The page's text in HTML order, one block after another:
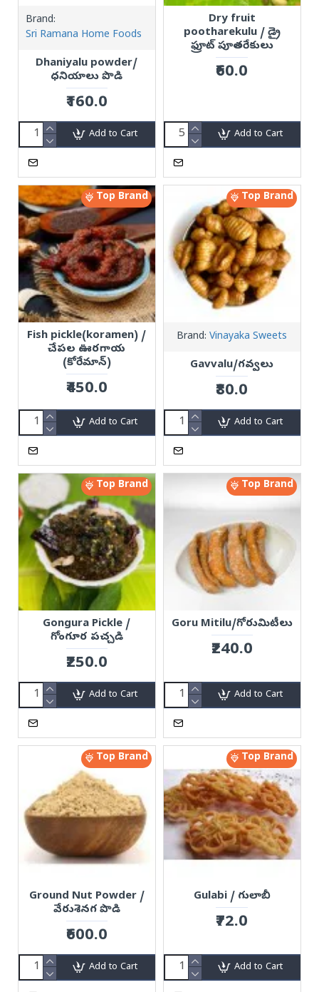
Brand:
Sri Ramana Home Foods
Dhaniyalu powder/
ధనియాలు పొడి
₹160.0
Add to Cart
Dry fruit
pootharekulu / డ్రై
ఫ్రూట్ పూతరేకులు
₹60.0
Add to Cart
Top Brand
Fish pickle(koramen) /
చేపల ఊరగాయ
(కోరేమాన్)
₹450.0
Add to Cart
Top Brand
Brand: Vinayaka Sweets
Gavvalu/గవ్వలు
₹80.0
Add to Cart
Top Brand
Gongura Pickle /
గోంగూర పచ్చడి
₹250.0
Add to Cart
Top Brand
Goru Mitilu/గోరుమిటీలు
₹240.0
Add to Cart
Top Brand
Ground Nut Powder /
వేరుశెనగ పొడి
₹600.0
Add to Cart
Top Brand
Gulabi / గులాబీ
₹72.0
Add to Cart